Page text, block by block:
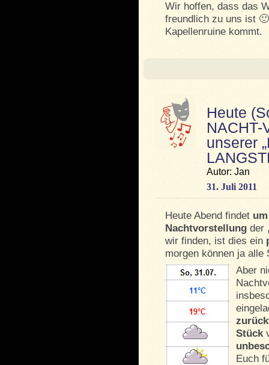
Wir hoffen, dass das
freundlich zu uns ist
Kapellenruine kommt.
Heute
NACHT-
unserer
Autor: Jan
31. Juli 2011
Heute Abend findet
Nachtvorstellung der
wir finden, ist dies ein
morgen können ja alle
Aber
Stück
Euch